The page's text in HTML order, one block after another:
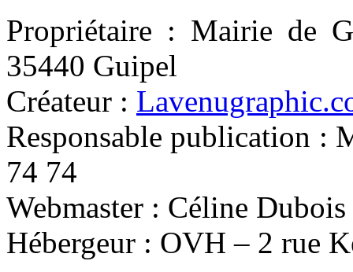
Propriétaire : Mairie de
35440 Guipel
Créateur :
Responsable publication :
74 74
Webmaster : Céline
Hébergeur : OVH – 2 rue